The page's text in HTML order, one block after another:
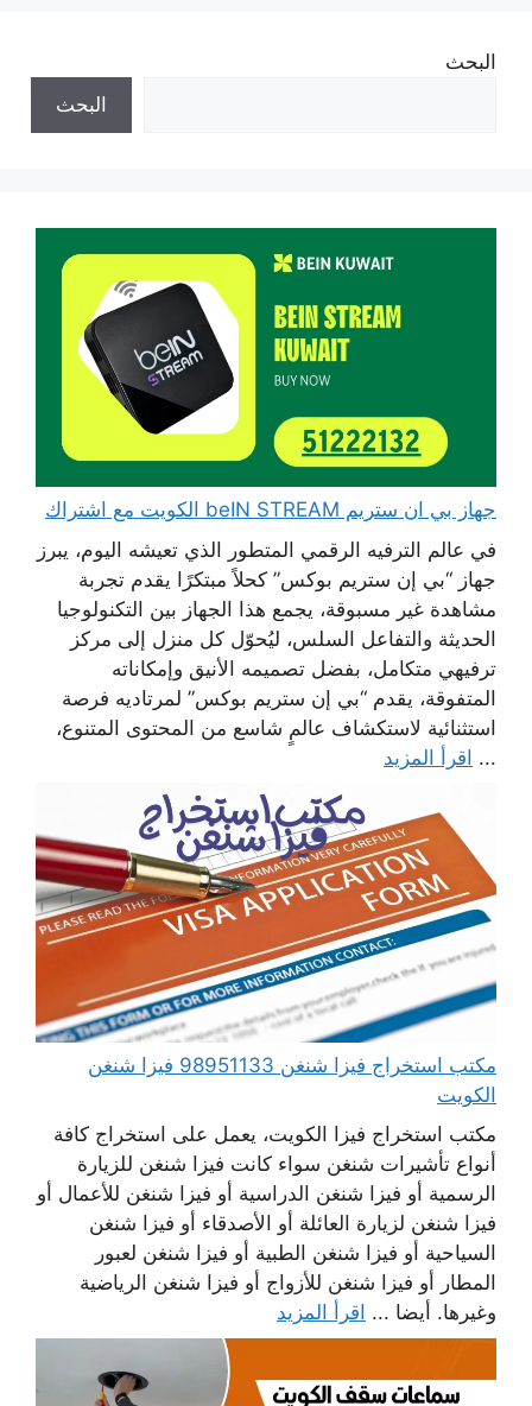
البحث
البحث
جهاز بي ان ستريم beIN STREAM الكويت مع اشتراك
في عالم الترفيه الرقمي المتطور الذي تعيشه اليوم، يبرز
جهاز “بي إن ستريم بوكس” كحلاً مبتكرًا يقدم تجربة
مشاهدة غير مسبوقة، يجمع هذا الجهاز بين التكنولوجيا
الحديثة والتفاعل السلس، ليُحوّل كل منزل إلى مركز
ترفيهي متكامل، بفضل تصميمه الأنيق وإمكاناته
المتفوقة، يقدم “بي إن ستريم بوكس” لمرتاديه فرصة
استثنائية لاستكشاف عالمٍ شاسع من المحتوى المتنوع،
... اقرأ المزيد
مكتب استخراج فيزا شنغن 98951133 فيزا شنغن
الكويت
مكتب استخراج فيزا الكويت، يعمل على استخراج كافة
أنواع تأشيرات شنغن سواء كانت فيزا شنغن للزيارة
الرسمية أو فيزا شنغن الدراسية أو فيزا شنغن للأعمال أو
فيزا شنغن لزيارة العائلة أو الأصدقاء أو فيزا شنغن
السياحية أو فيزا شنغن الطبية أو فيزا شنغن لعبور
المطار أو فيزا شنغن للأزواج أو فيزا شنغن الرياضية
وغيرها. أيضا ... اقرأ المزيد